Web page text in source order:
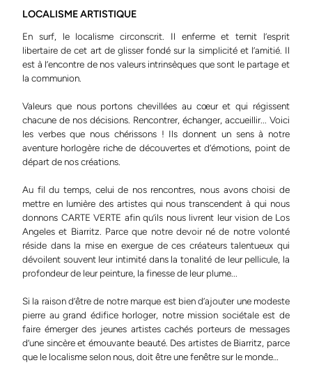
LOCALISME ARTISTIQUE
En surf, le localisme circonscrit. Il enferme et ternit l’esprit
libertaire de cet art de glisser fondé sur la simplicité et l’amitié. Il
est à l’encontre de nos valeurs intrinsèques que sont le partage et
la communion.
Valeurs que nous portons chevillées au cœur et qui régissent
chacune de nos décisions. Rencontrer, échanger, accueillir... Voici
les verbes que nous chérissons ! Ils donnent un sens à notre
aventure horlogère riche de découvertes et d’émotions, point de
départ de nos créations.
Au fil du temps, celui de nos rencontres, nous avons choisi de
mettre en lumière des artistes qui nous transcendent à qui nous
donnons CARTE VERTE afin qu’ils nous livrent leur vision de Los
Angeles et Biarritz. Parce que notre devoir né de notre volonté
réside dans la mise en exergue de ces créateurs talentueux qui
dévoilent souvent leur intimité dans la tonalité de leur pellicule, la
profondeur de leur peinture, la finesse de leur plume...
Si la raison d’être de notre marque est bien d’ajouter une modeste
pierre au grand édifice horloger, notre mission sociétale est de
faire émerger des jeunes artistes cachés porteurs de messages
d’une sincère et émouvante beauté. Des artistes de Biarritz, parce
que le localisme selon nous, doit être une fenêtre sur le monde…